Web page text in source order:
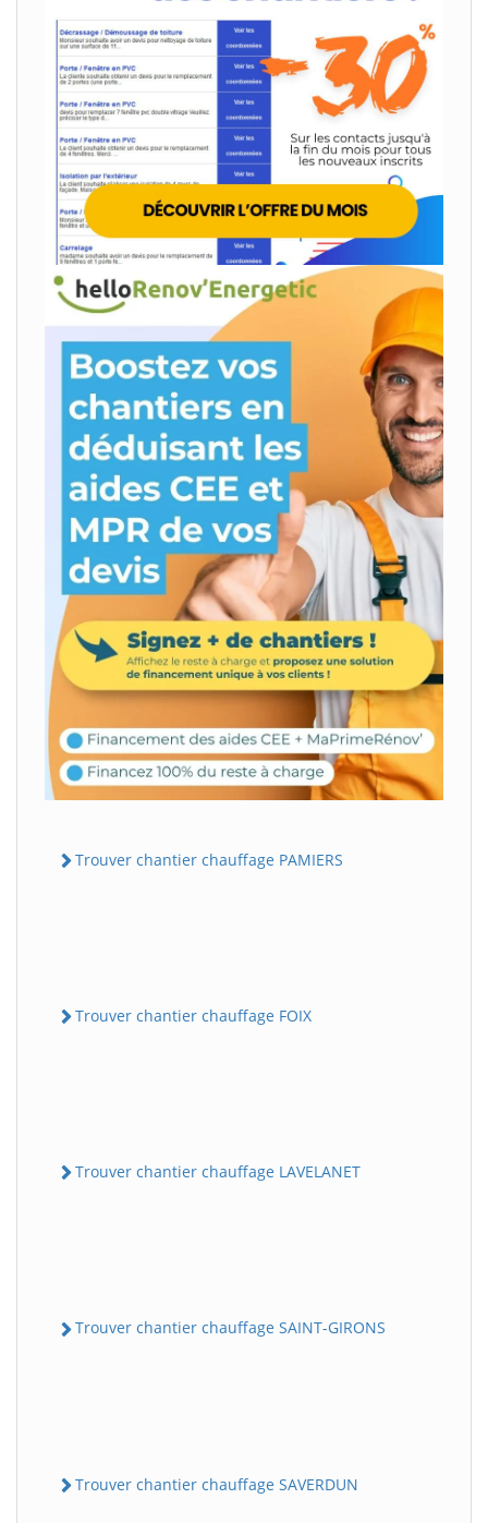
Trouver chantier chauffage PAMIERS
Trouver chantier chauffage FOIX
Trouver chantier chauffage LAVELANET
Trouver chantier chauffage SAINT-GIRONS
Trouver chantier chauffage SAVERDUN